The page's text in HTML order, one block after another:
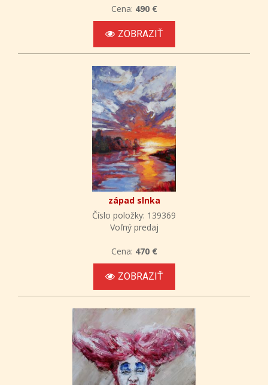
Cena: 490 €
ZOBRAZIŤ
západ slnka
Číslo položky: 139369
Voľný predaj
Cena: 470 €
ZOBRAZIŤ